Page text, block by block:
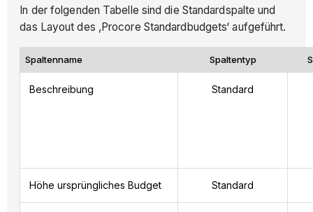
In der folgenden Tabelle sind die Standardspalte und
das Layout des ‚Procore Standardbudgets‘ aufgeführt.
Spaltenname Spaltentyp
Beschreibung Standard
Höhe ursprüngliches Budget Standard